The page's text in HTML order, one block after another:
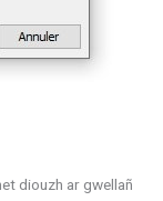
diouzh ar gwellañ